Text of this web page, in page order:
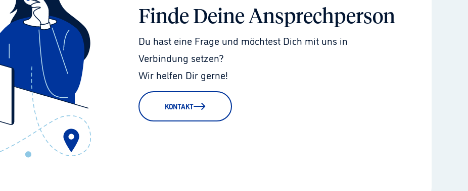
Finde Deine Ansprechperson
Du hast eine Frage und möchtest Dich mit uns in
Verbindung setzen?
Wir helfen Dir gerne!
KONTAKT